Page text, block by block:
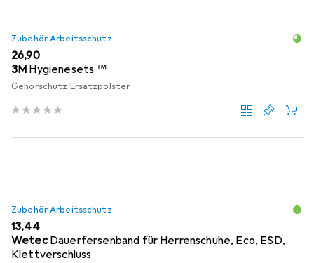
Zubehör Arbeitsschutz
EUR
26,90
3M Hygienesets ™
Gehörschutz Ersatzpolster
Zubehör Arbeitsschutz
EUR
13,44
Wetec Dauerfersenband für Herrenschuhe, Eco, ESD,
Klettverschluss